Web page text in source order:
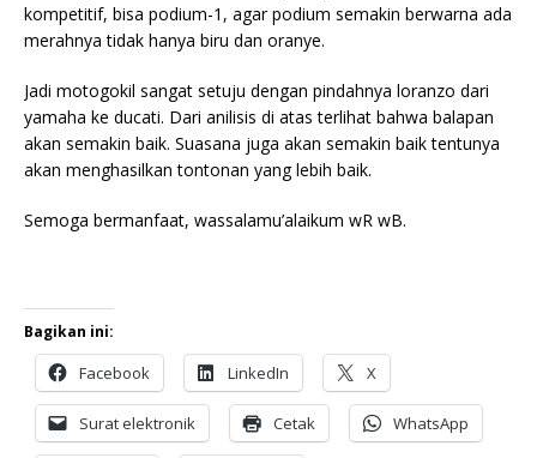
kompetitif, bisa podium-1, agar podium semakin berwarna ada
merahnya tidak hanya biru dan oranye.
Jadi motogokil sangat setuju dengan pindahnya loranzo dari
yamaha ke ducati. Dari anilisis di atas terlihat bahwa balapan
akan semakin baik. Suasana juga akan semakin baik tentunya
akan menghasilkan tontonan yang lebih baik.
Semoga bermanfaat, wassalamu’alaikum wR wB.
Bagikan ini:
Facebook LinkedIn X
Surat elektronik Cetak WhatsApp